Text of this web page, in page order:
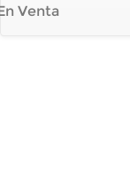
Venta